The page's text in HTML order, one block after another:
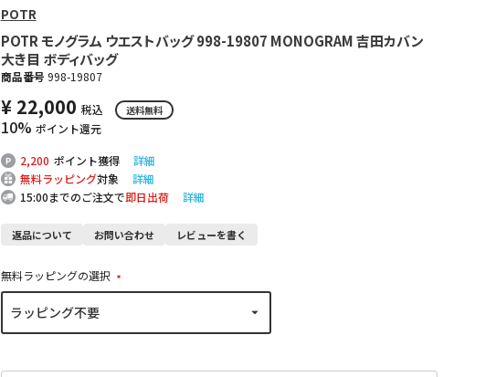
POTR
POTR モノグラム ウエストバッグ 998-19807 MONOGRAM 吉田カバン
大き目 ボディバッグ
商品番号 998-19807
¥ 22,000 税込 送料無料
10% ポイント還元
2,200 ポイント獲得
詳細
無料ラッピング対象
詳細
15:00までのご注文で即日出荷 詳細
返品について お問い合わせ レビューを書く
無料ラッピングの選択
(
)